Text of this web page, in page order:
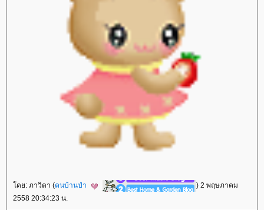
ดย: ภาวิดา (คนบ้านป่า
) 2 พฤษภาคม
2558 20:34:23 น.